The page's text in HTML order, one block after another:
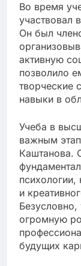
Во время
участвовал
Он был
активную
позволило
творческие
навыки в
Учеба в
важным
Каштанова.
психологии,
и
огромную
будущих